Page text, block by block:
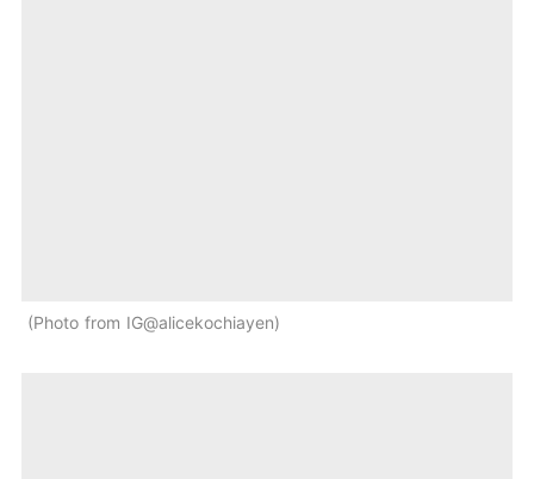
Photo from IG@alicekochiayen